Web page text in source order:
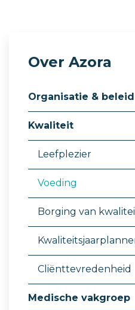
Over Azora
Organisatie & beleid
Kwaliteit
Leefplezier
Voeding
Borging van
Cliënttevredenheid
Medische vakgroep